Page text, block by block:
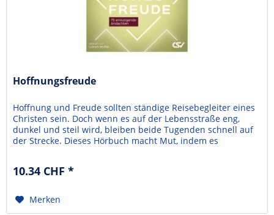
Hoffnungsfreude
Hoffnung und Freude sollten ständige Reisebegleiter eines
Christen sein. Doch wenn es auf der Lebensstraße eng,
dunkel und steil wird, bleiben beide Tugenden schnell auf
der Strecke. Dieses Hörbuch macht Mut, indem es
Angst und Sorge – Hoffnungsfreude bricht sich...
10.34 CHF *
Merken